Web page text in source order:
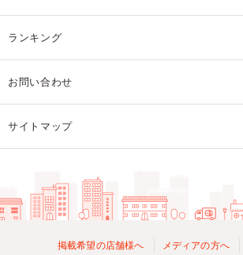
ランキング
お問い合わせ
サイトマップ
掲載希望の店舗様へ メディアの方へ